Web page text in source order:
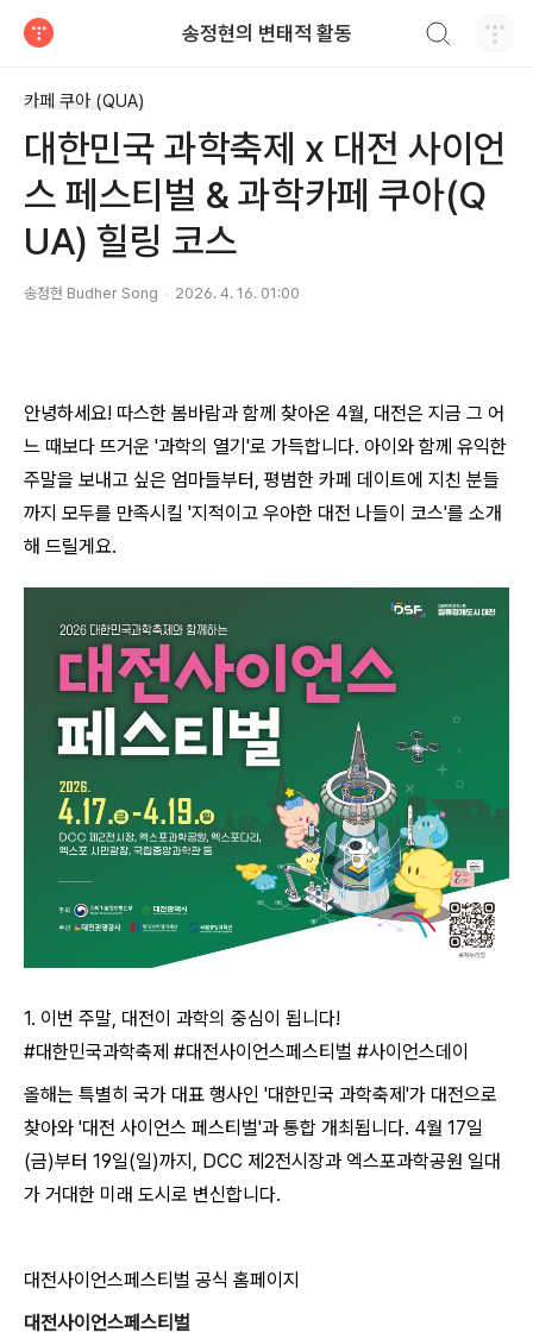
송정현의 변태적 활동
카페 쿠아 (QUA)
대한민국 과학축제 x 대전 사이언
스 페스티벌 & 과학카페 쿠아(Q
UA) 힐링 코스
송정현 Budher Song 2026. 4. 16. 01:00
안녕하세요! 따스한 봄바람과 함께 찾아온 4월, 대전은 지금 그 어
느 때보다 뜨거운 '과학의 열기'로 가득합니다. 아이와 함께 유익한
주말을 보내고 싶은 엄마들부터, 평범한 카페 데이트에 지친 분들
까지 모두를 만족시킬 '지적이고 우아한 대전 나들이 코스'를 소개
해 드릴게요.
1. 이번 주말, 대전이 과학의 중심이 됩니다!
#대한민국과학축제 #대전사이언스페스티벌 #사이언스데이
올해는 특별히 국가 대표 행사인 '대한민국 과학축제'가 대전으로
찾아와 '대전 사이언스 페스티벌'과 통합 개최됩니다. 4월 17일
(금)부터 19일(일)까지, DCC 제2전시장과 엑스포과학공원 일대
가 거대한 미래 도시로 변신합니다.
대전사이언스페스티벌 공식 홈페이지
대전사이언스페스티벌